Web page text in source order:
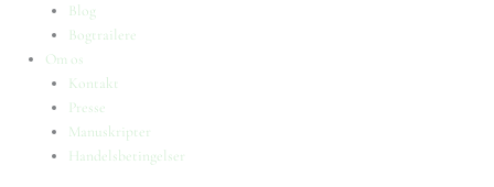
Blog
Bogtrailere
Om os
Kontakt
Presse
Manuskripter
Handelsbetingelser